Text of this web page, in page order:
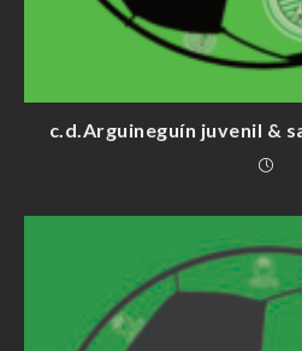
c.d.Arguineguín juvenil &